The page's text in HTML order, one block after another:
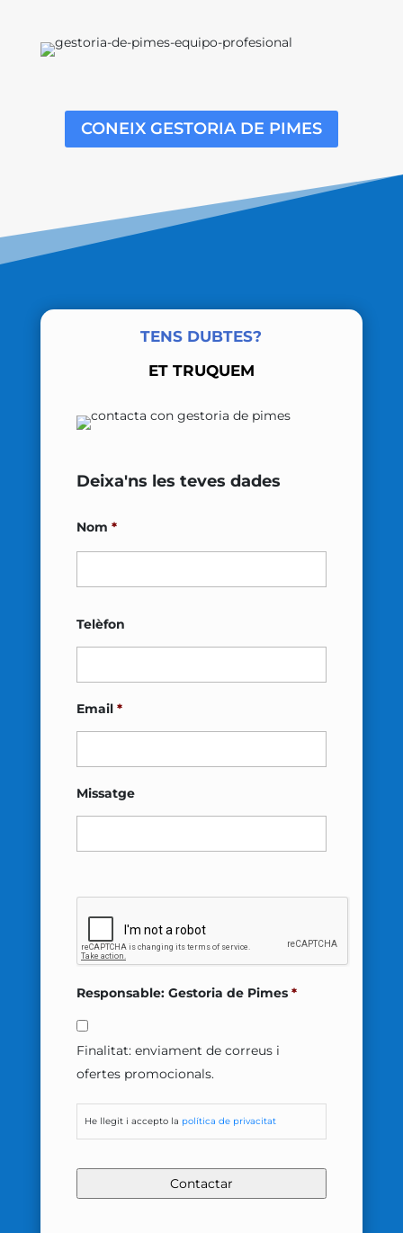
CONEIX GESTORIA DE PIMES
TENS DUBTES?
ET TRUQUEM
Deixa'ns les teves dades
Nom *
Telèfon
Email *
Missatge
Responsable: Gestoria de Pimes *
Finalitat: enviament de correus i
ofertes promocionals.
He llegit i accepto la política de privacitat